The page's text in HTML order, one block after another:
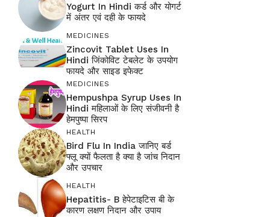
Yogurt In Hindi कर्ड और योगर्ट
में अंतर एवं दही के फायदे
MEDICINES
Zincovit Tablet Uses In
Hindi जिंकोविट टेबलेट के उपयोग
फायदे और साइड इफेक्ट
MEDICINES
Hempushpa Syrup Uses In
Hindi महिलाओं के लिए संजीवनी है
हेमपुष्पा सिरप
HEALTH
Bird Flu In India जानिए बर्ड
फ्लू क्यों फैलता है क्या है जांच निदान
और उपचार
HEALTH
Hepatitis- B हेपेटाइटिस बी के
कारण लक्षण निदान और उपाय